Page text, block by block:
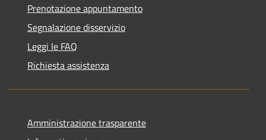
Prenotazione appuntamento
Segnalazione disservizio
Leggi le FAQ
Richiesta assistenza
Amministrazione trasparente